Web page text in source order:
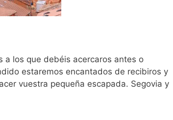
a los que debéis acercaros antes o
estaremos encantados de recibiros y
vuestra pequeña escapada. Segovia y